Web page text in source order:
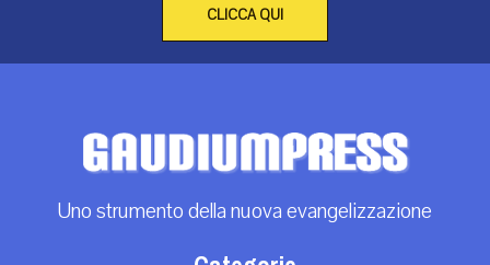
CLICCA QUI
Uno strumento della nuova evangelizzazione